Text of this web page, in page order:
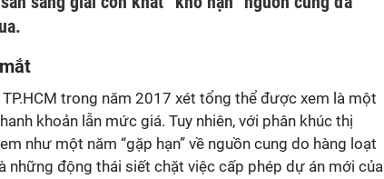
trong năm 2017 xét tổng thể được xem là một
khoản lẫn mức giá. Tuy nhiên, với phân khúc thị
như một năm “gặp hạn” về nguồn cung do hàng loạt
những động thái siết chặt việc cấp phép dự án mới của